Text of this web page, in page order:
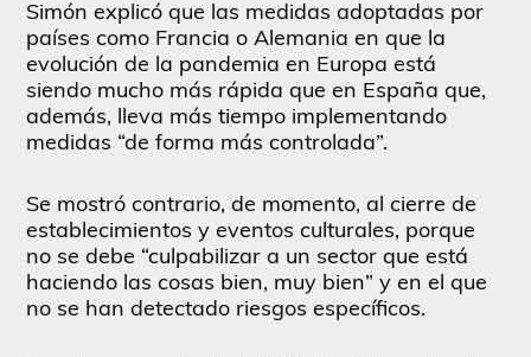
Simón explicó que las medidas adoptadas por
países como Francia o Alemania en que la
evolución de la pandemia en Europa está
siendo mucho más rápida que en España que,
además, lleva más tiempo implementando
medidas “de forma más controlada”.
Se mostró contrario, de momento, al cierre de
establecimientos y eventos culturales, porque
no se debe “culpabilizar a un sector que está
haciendo las cosas bien, muy bien” y en el que
no se han detectado riesgos específicos.